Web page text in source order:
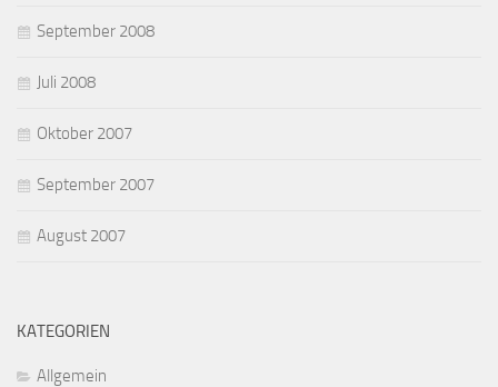
September 2008
Juli 2008
Oktober 2007
September 2007
August 2007
KATEGORIEN
Allgemein